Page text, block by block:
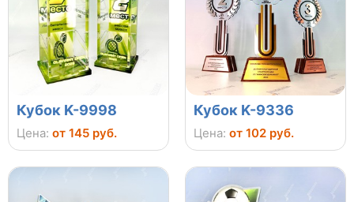
Кубок K-9998
Цена: от 145 руб.
Кубок K-9336
Цена: от 102 руб.